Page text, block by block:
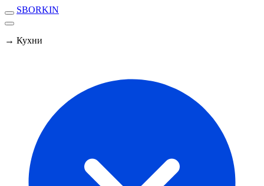
SBORKIN
→ Кухни